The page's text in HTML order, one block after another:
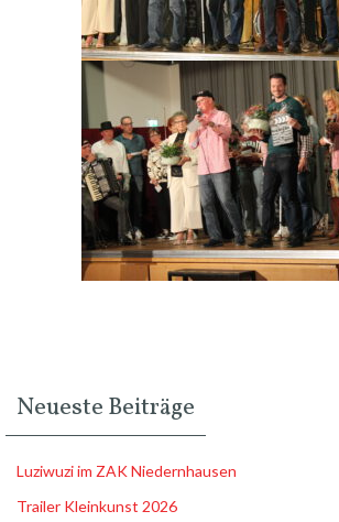
Neueste Beiträge
Luziwuzi im ZAK Niedernhausen
Trailer Kleinkunst 2026